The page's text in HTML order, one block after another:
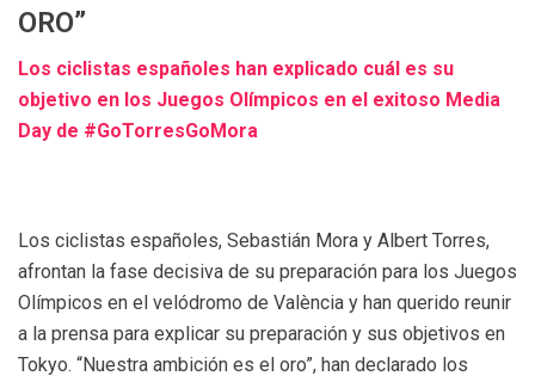
ORO”
Los ciclistas españoles han explicado cuál es su
objetivo en los Juegos Olímpicos en el exitoso Media
Day de #GoTorresGoMora
Los ciclistas españoles, Sebastián Mora y Albert Torres,
afrontan la fase decisiva de su preparación para los Juegos
Olímpicos en el velódromo de València y han querido reunir
a la prensa para explicar su preparación y sus objetivos en
Tokyo. “Nuestra ambición es el oro”, han declarado los